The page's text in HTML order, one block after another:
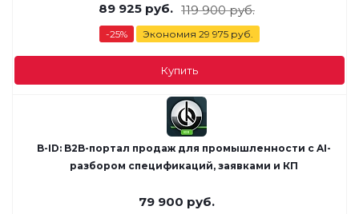
89 925 руб. 119 900руб.
-25% Экономия 29 975 руб.
Купить
B-ID: B2B-портал продаж для промышленности с AI-
разбором спецификаций, заявками и КП
79 900 руб.